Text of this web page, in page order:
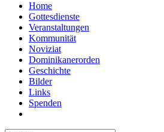
Home
Gottesdienste
Veranstaltungen
Kommunität
Noviziat
Dominikanerorden
Geschichte
Bilder
Links
Spenden